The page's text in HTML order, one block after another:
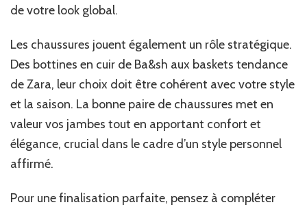
de votre look global.
Les chaussures jouent également un rôle stratégique.
Des bottines en cuir de Ba&sh aux baskets tendance
de Zara, leur choix doit être cohérent avec votre style
et la saison. La bonne paire de chaussures met en
valeur vos jambes tout en apportant confort et
élégance, crucial dans le cadre d’un style personnel
affirmé.
Pour une finalisation parfaite, pensez à compléter